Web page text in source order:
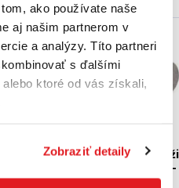
ako používate naše
aj našim partnerom v
a analýzy. Títo partneri
s ďalšími
ktoré od vás získali,
Zobraziť detaily
Akcia
STIHL Prídavné
pre MM-BF a MM-BK -
46017304500